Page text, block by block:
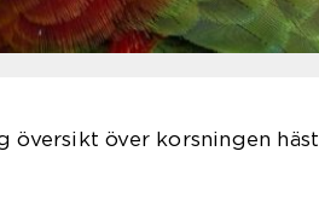
över korsningen häst